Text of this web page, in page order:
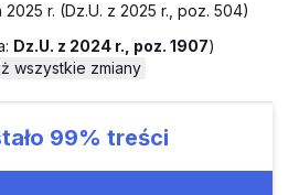
2025 r. (Dz.U. z 2025 r., poz. 504)
Dz.U. z 2024 r., poz. 1907)
wszystkie zmiany
99% treści